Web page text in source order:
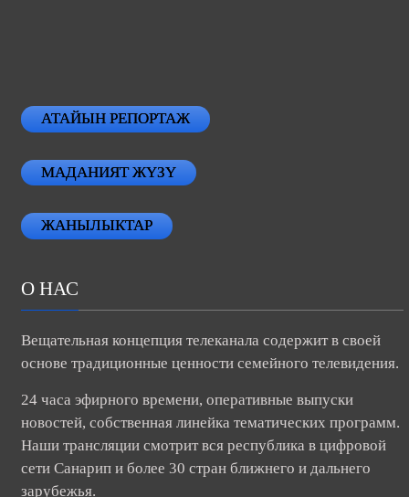
АТАЙЫН РЕПОРТАЖ
МАДАНИЯТ ЖҮЗҮ
ЖАНЫЛЫКТАР
О НАС
Вещательная концепция телеканала содержит в своей
основе традиционные ценности семейного телевидения.
24 часа эфирного времени, оперативные выпуски
новостей, собственная линейка тематических программ.
Наши трансляции смотрит вся республика в цифровой
сети Санарип и более 30 стран ближнего и дальнего
зарубежья.